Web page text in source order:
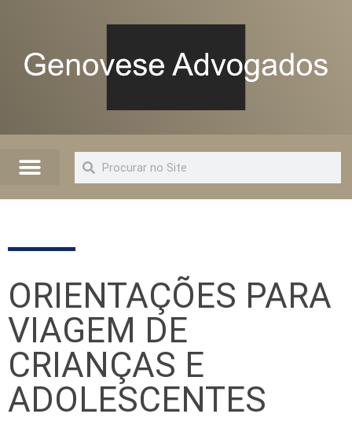
ORIENTAÇÕES PARA
VIAGEM DE
CRIANÇAS E
ADOLESCENTES